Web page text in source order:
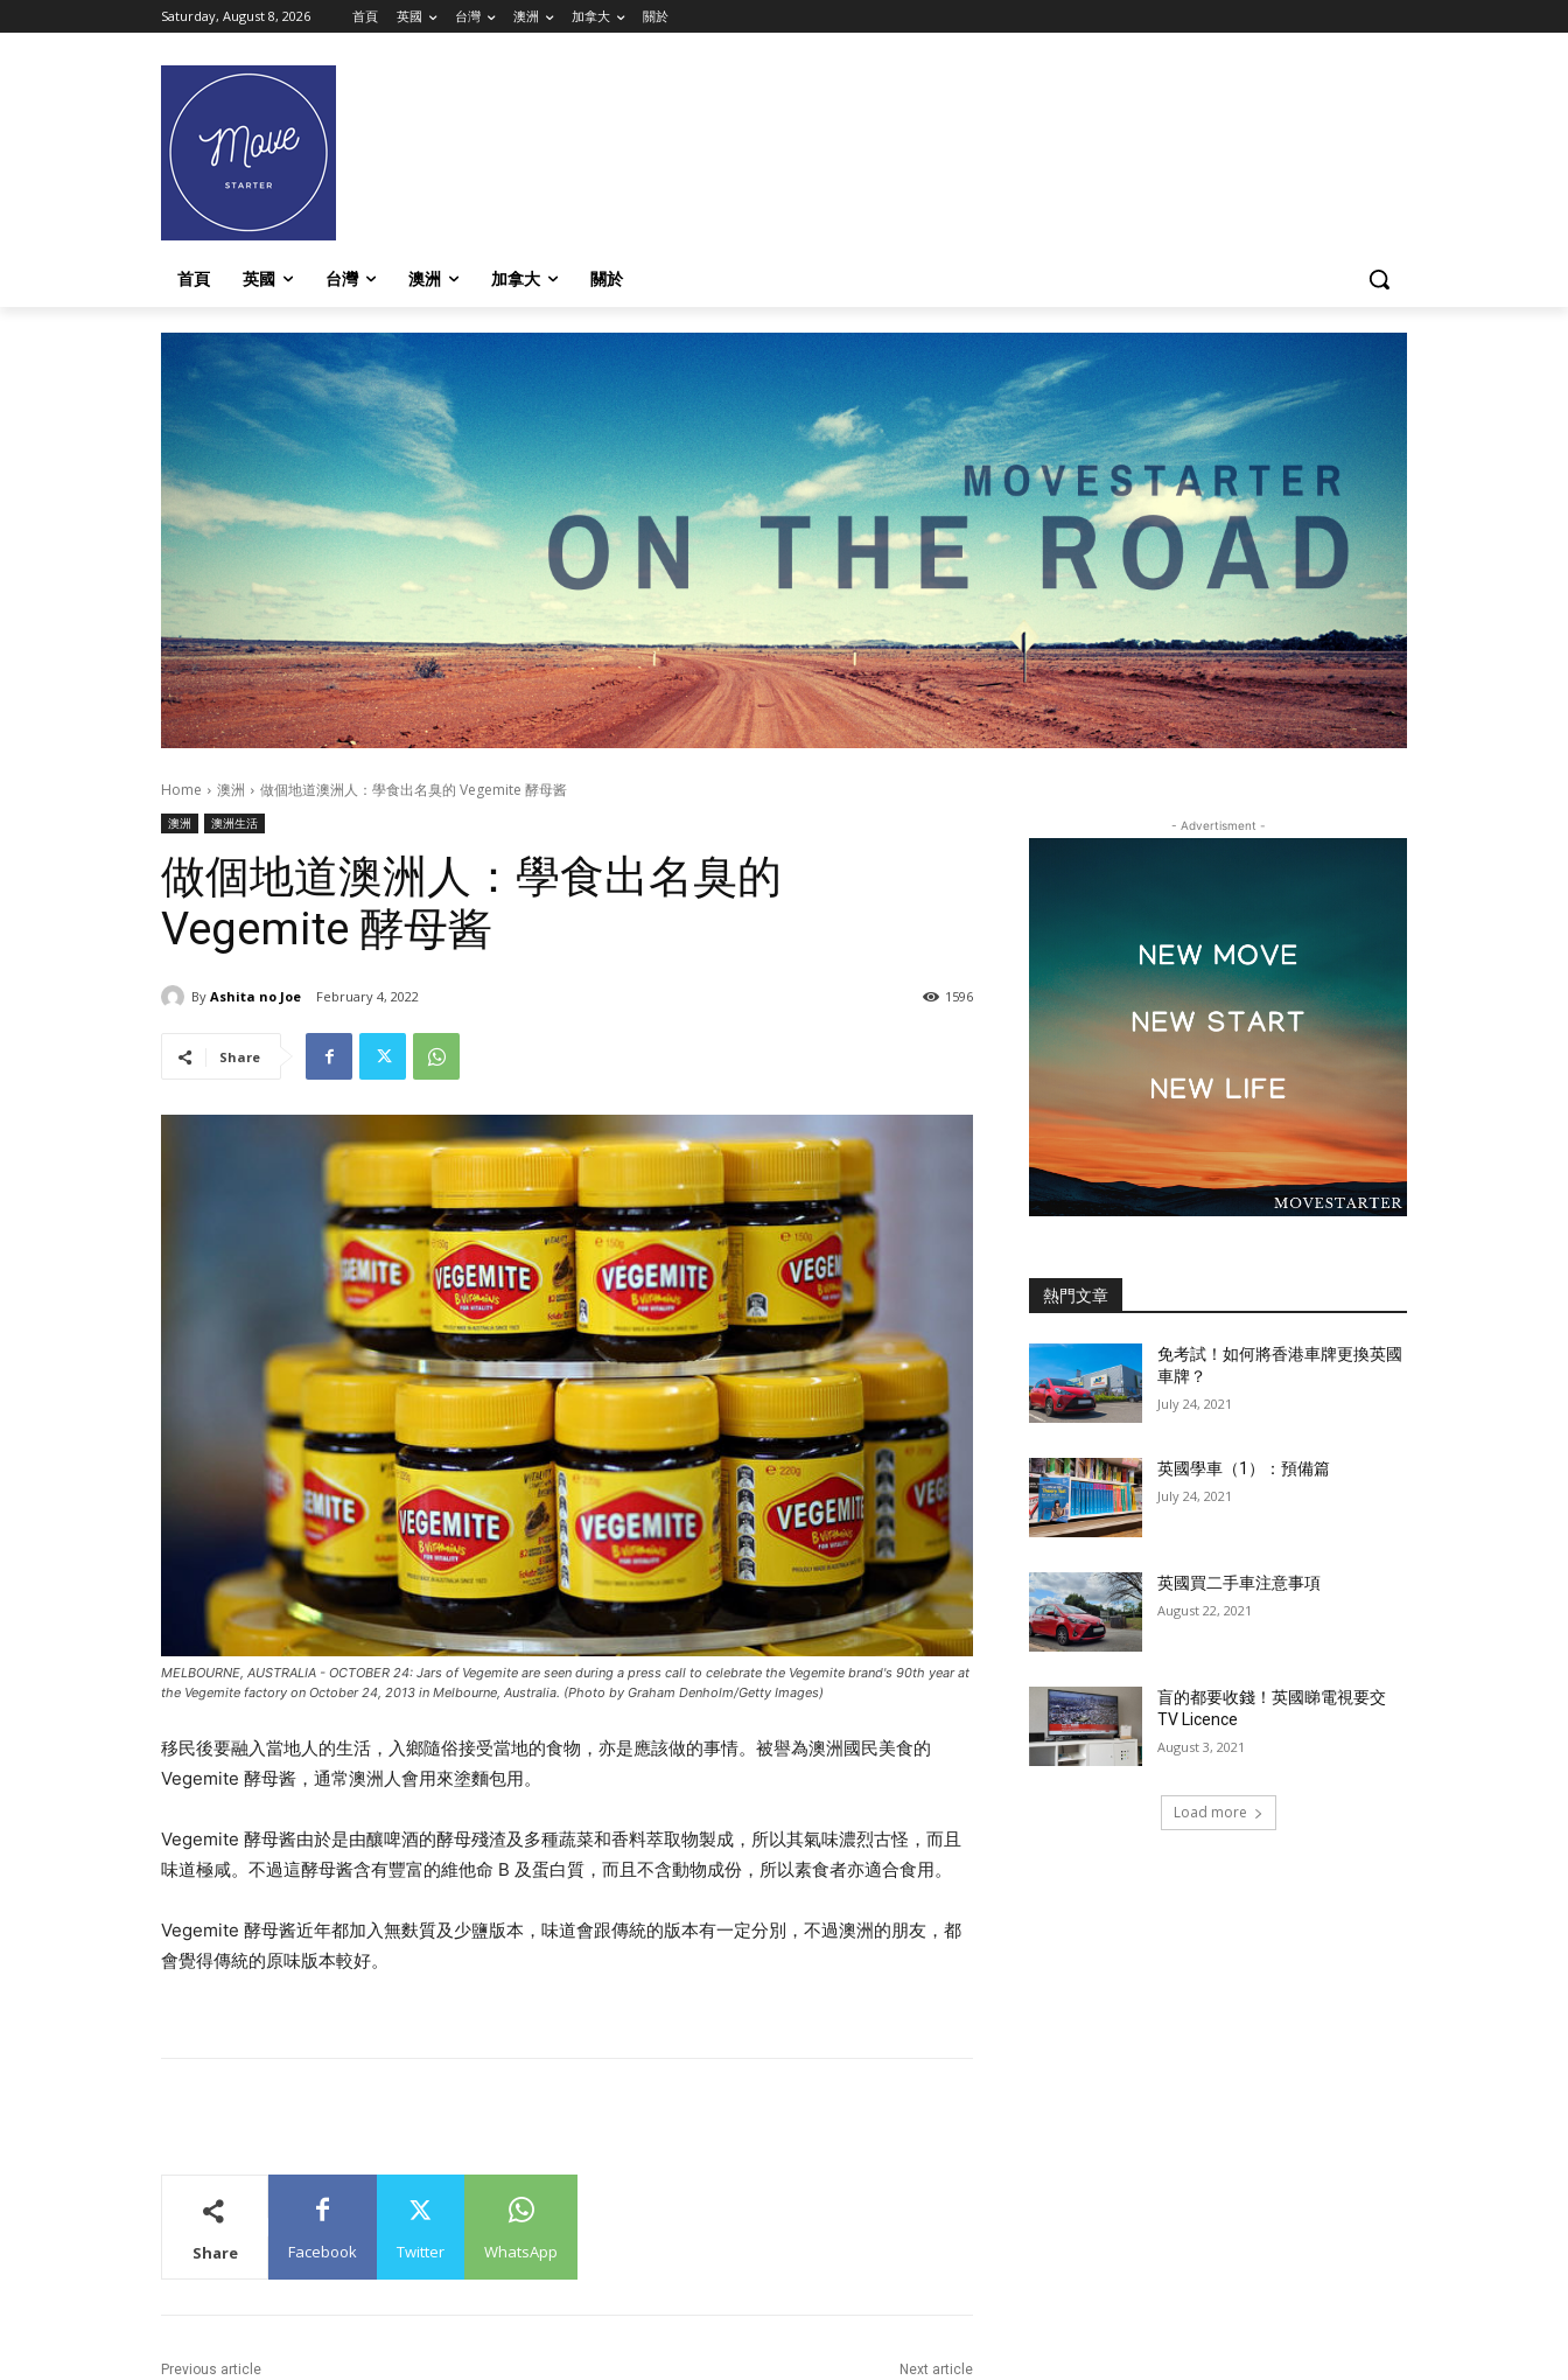
Saturday, August 8, 2026 首頁 英國 台灣 澳洲 加拿大 關於
首頁 英國 台灣 澳洲 加拿大 關於
Home 澳洲 做個地道澳洲人：學食出名臭的 Vegemite 酵母酱
澳洲 澳洲生活
做個地道澳洲人：學食出名臭的
Vegemite 酵母酱
By Ashita no Joe February 4, 2022 1596
Share
MELBOURNE, AUSTRALIA - OCTOBER 24: Jars of Vegemite are seen during a press call to celebrate the Vegemite brand's 90th year at
the Vegemite factory on October 24, 2013 in Melbourne, Australia. (Photo by Graham Denholm/Getty Images)
移民後要融入當地人的生活，入鄉隨俗接受當地的食物，亦是應該做的事情。被譽為澳洲國民美食的
Vegemite 酵母酱，通常澳洲人會用來塗麵包用。
Vegemite 酵母酱由於是由釀啤酒的酵母殘渣及多種蔬菜和香料萃取物製成，所以其氣味濃烈古怪，而且
味道極咸。不過這酵母酱含有豐富的維他命 B 及蛋白質，而且不含動物成份，所以素食者亦適合食用。
Vegemite 酵母酱近年都加入無麩質及少鹽版本，味道會跟傳統的版本有一定分別，不過澳洲的朋友，都
會覺得傳統的原味版本較好。
Share Facebook Twitter WhatsApp
Previous article Next article
- Advertisment -
熱門文章
免考試！如何將香港車牌更換英國
車牌？
July 24, 2021
英國學車（1）：預備篇
July 24, 2021
英國買二手車注意事項
August 22, 2021
盲的都要收錢！英國睇電視要交
TV Licence
August 3, 2021
Load more